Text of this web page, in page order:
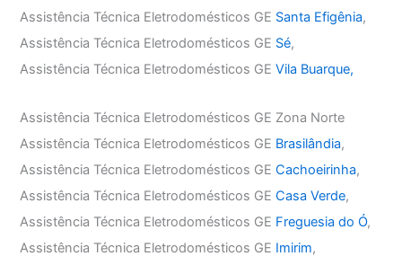
Assistência Técnica Eletrodomésticos GE Santa Efigênia,
Assistência Técnica Eletrodomésticos GE Sé,
Assistência Técnica Eletrodomésticos GEVila Buarque,
Assistência Técnica Eletrodomésticos GE Zona Norte
Assistência Técnica Eletrodomésticos GE Brasilândia,
Assistência Técnica Eletrodomésticos GECachoeirinha,
Assistência Técnica Eletrodomésticos GECasa Verde,
Assistência Técnica Eletrodomésticos GE Freguesia do Ó,
Assistência Técnica Eletrodomésticos GE Imirim,